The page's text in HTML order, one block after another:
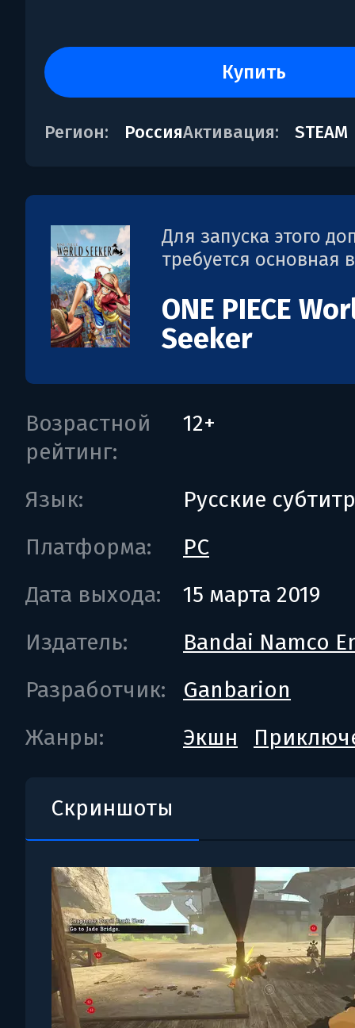
купить
Регион: РоссияАктивация: STEAM
Для запуска этого
требуется основная
ONE PIECE
Seeker
Возрастной
рейтинг:
12+
Язык:
Русские
Платформа:
PC
Дата выхода:
15 марта 2019
Издатель:
Bandai Namco
Разработчик:
Ganbarion
Жанры:
Экшн
Скриншоты